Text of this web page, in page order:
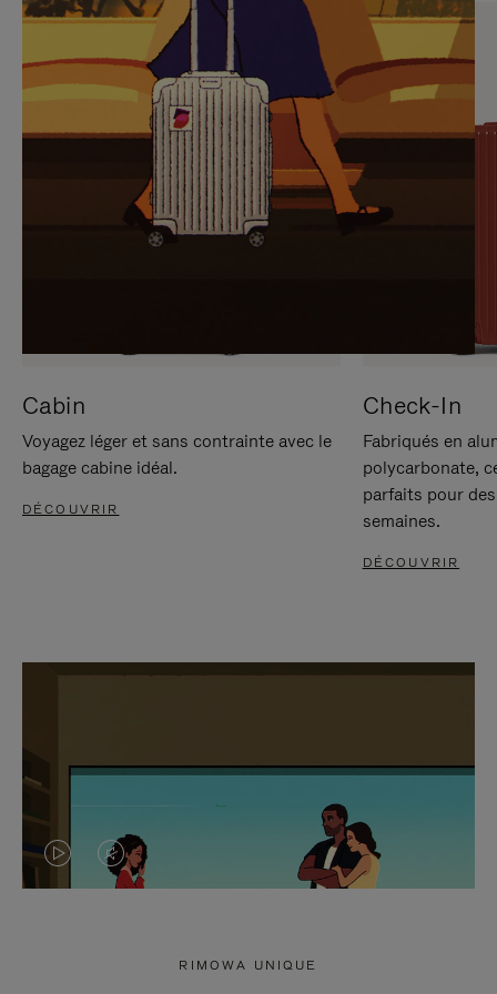
SUR
POUR
METTRE
PAUSE
VEUILLEZ
CLIQUER
POUR
RÉACTIVER
LE
SON
Cabin
Voyagez léger et sans contrainte avec le
bagage cabine idéal.
DÉCOUVRIR
Check-In
Fabriqués en
polycarbonate,
parfaits pour
semaines.
DÉCOUVRIR
LA LE
RIMOWA UNIQUE